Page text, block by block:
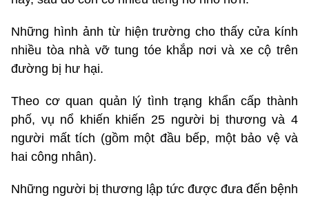
Những hình ảnh từ hiện trường cho thấy cửa kính
nhiều tòa nhà vỡ tung tóe khắp nơi và xe cộ trên
đường bị hư hại.
Theo cơ quan quản lý tình trạng khẩn cấp thành
phố, vụ nổ khiến khiến 25 người bị thương và 4
người mất tích (gồm một đầu bếp, một bảo vệ và
hai công nhân).
Những người bị thương lập tức được đưa đến bệnh